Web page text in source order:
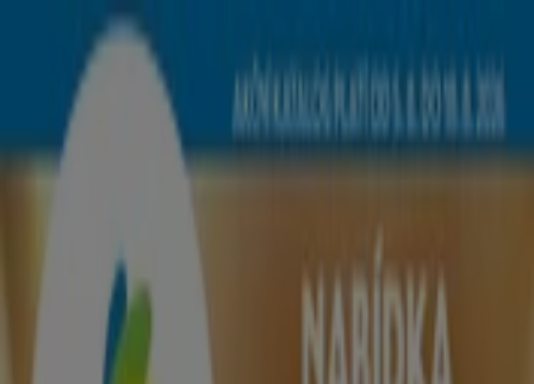
Nacházíte se zde:
Rakovník - 00135
Elektronika a Bílé Zboží Bydlení a Nábytek
Sport
Auto, Moto a Náhradní
Restaurace